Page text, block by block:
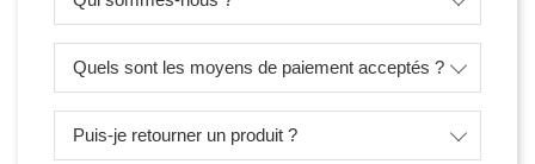
Quels sont les moyens de paiement acceptés ?
Puis-je retourner un produit ?